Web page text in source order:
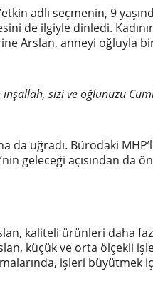
adlı seçmenin, 9
de ilgiyle dinledi.
Arslan, anneyi oğluyla
sizi ve oğlunuzu
uğradı. Bürodaki
geleceği açısından da
kaliteli ürünleri daha
küçük ve orta ölçekli
işleri